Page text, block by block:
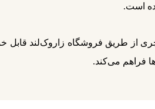
است.
فراهم می‌کند.